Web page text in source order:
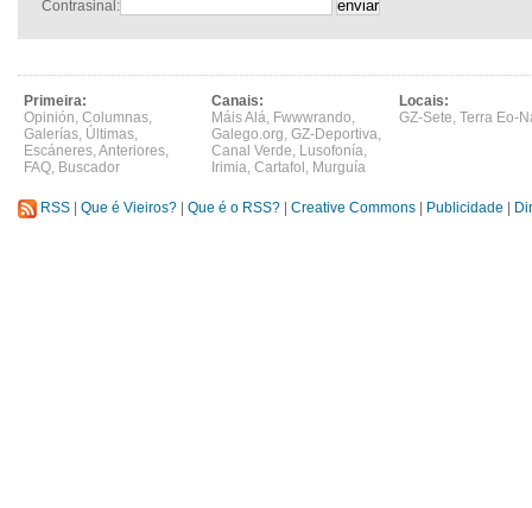
Contrasinal:
Primeira:
Opinión, Columnas,
Galerías, Últimas,
Escáneres,Anteriores,
FAQ, Buscador
Canais:
Máis Alá, Fwwwrando,
Galego.org, GZ-Deportiva,
Canal Verde, Lusofonía,
Irimia, Cartafol , Murguía
Locais:
GZ-Sete, Terra Eo-
RSS Que é Vieiros? Que é o RSS? Creative Commons Publicidade